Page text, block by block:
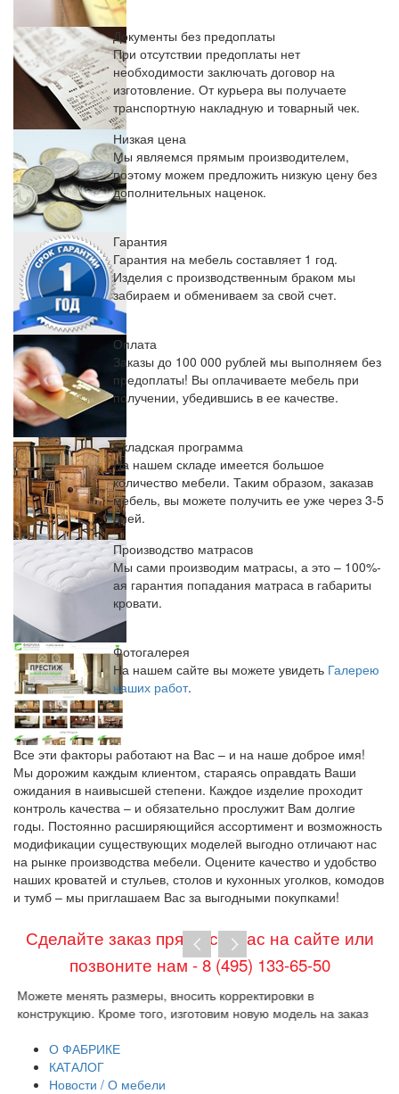
Документы без предоплаты
При отсутствии предоплаты нет
необходимости заключать договор на
изготовление. От курьера вы получаете
транспортную накладную и товарный чек.
Низкая цена
Мы являемся прямым производителем,
поэтому можем предложить низкую цену без
дополнительных наценок.
Гарантия
Гарантия на мебель составляет 1 год.
Изделия с производственным браком мы
забираем и обмениваем за свой счет.
Оплата
Заказы до 100 000 рублей мы выполняем без
предоплаты! Вы оплачиваете мебель при
получении, убедившись в ее качестве.
Складская программа
На нашем складе имеется большое
количество мебели. Таким образом, заказав
мебель, вы можете получить ее уже через 3-5
дней.
Производство матрасов
Мы сами производим матрасы, а это – 100%-
ая гарантия попадания матраса в габариты
кровати.
Фотогалерея
На нашем сайте вы можете увидеть Галерею
наших работ.
Все эти факторы работают на Вас – и на наше доброе имя!
Мы дорожим каждым клиентом, стараясь оправдать Ваши
ожидания в наивысшей степени. Каждое изделие проходит
контроль качества – и обязательно прослужит Вам долгие
годы. Постоянно расширяющийся ассортимент и возможность
модификации существующих моделей выгодно отличают нас
на рынке производства мебели. Оцените качество и удобство
наших кроватей и стульев, столов и кухонных уголков, комодов
и тумб – мы приглашаем Вас за выгодными покупками!
Сделайте заказ прямо сейчас на сайте или
позвоните нам - 8 (495) 133-65-50
Можете менять размеры, вносить корректировки в
конструкцию. Кроме того, изготовим новую модель на заказ
О ФАБРИКЕ
КАТАЛОГ
Новости / О мебели